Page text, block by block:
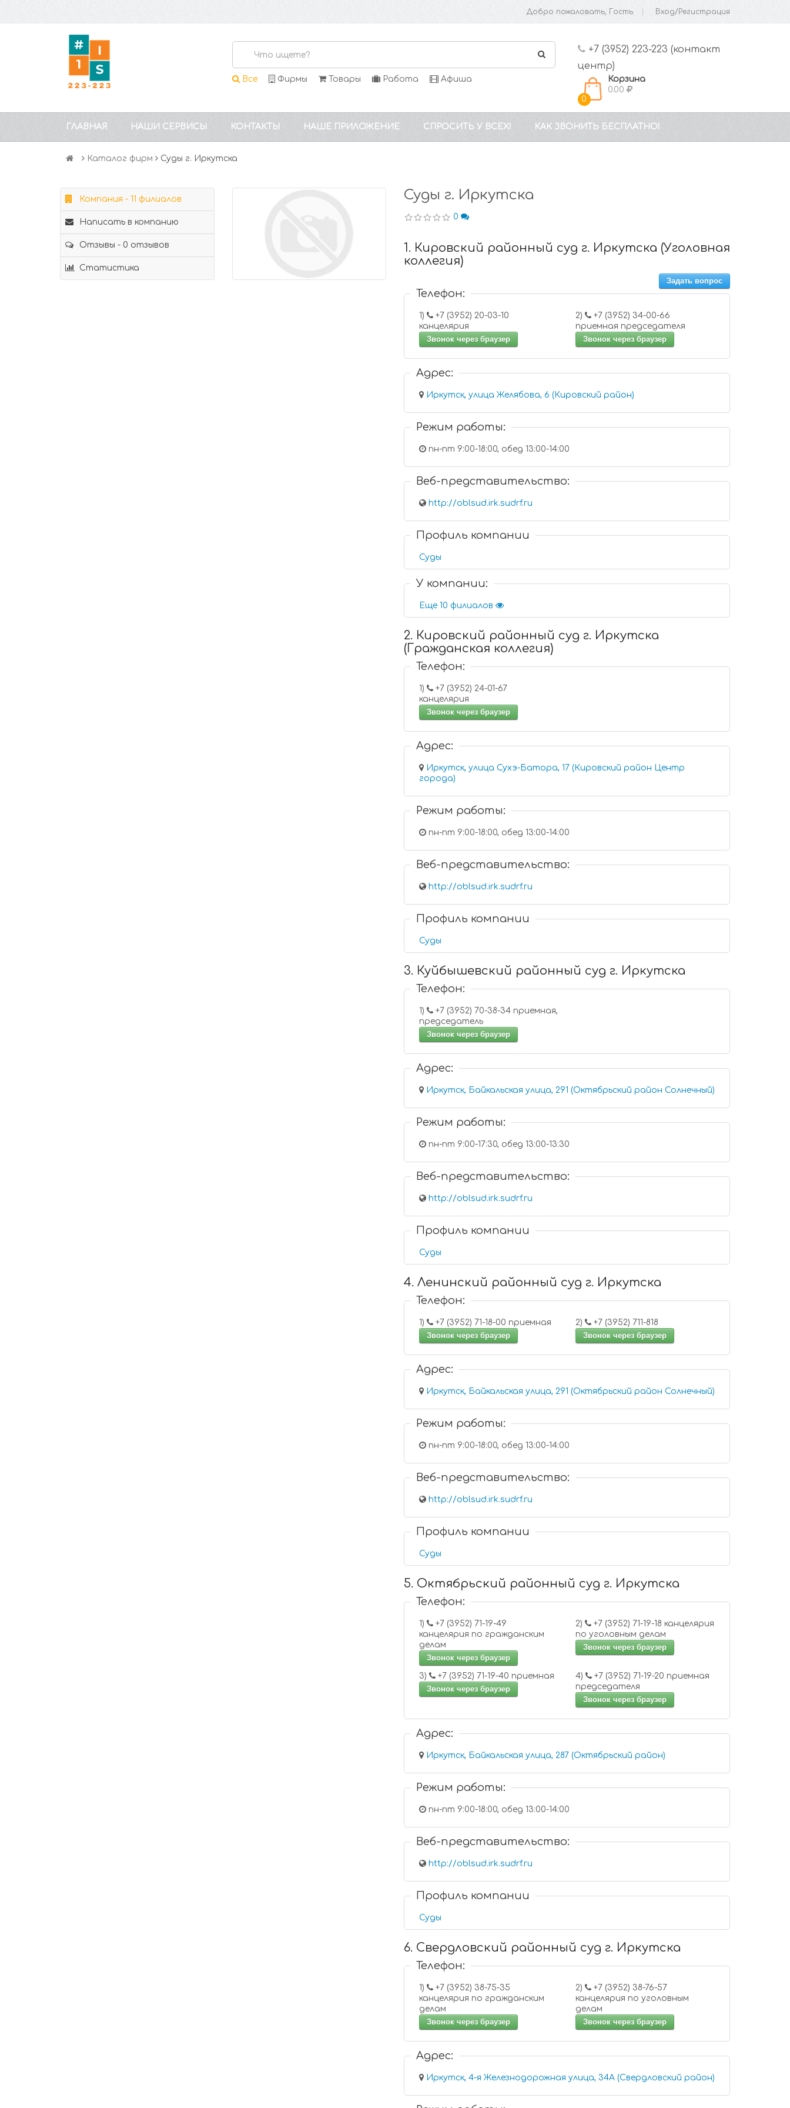
Добро пожаловать, Гость Вход/Регистрация
Все Фирмы Товары Работа Афиша
+7 (3952) 223-223 (контакт
центр)
0
Корзина
0.00
ГЛАВНАЯ НАШИ СЕРВИСЫ КОНТАКТЫ НАШЕ ПРИЛОЖЕНИЕ СПРОСИТЬ У ВСЕХ! КАК ЗВОНИТЬ БЕСПЛАТНО!
Каталог фирм Суды г. Иркутска
Компания - 11 филиалов
Написать в компанию
Отзывы - 0 отзывов
Статистика
Суды г. Иркутска
0
1. Кировский районный суд г. Иркутска (Уголовная
коллегия)
Задать вопрос
Телефон:
1)
+7 (3952) 20-03-10
канцелярия
Звонок через браузер
2)
+7 (3952) 34-00-66
приемная председателя
Звонок через браузер
Адрес:
Иркутск, улица Желябова, 6 (Кировский район)
Режим работы:
пн-пт 9:00-18:00, обед 13:00-14:00
Веб-представительство:
http://oblsud.irk.sudrf.ru
Профиль компании
Суды
У компании:
Еще 10 филиалов
2. Кировский районный суд г. Иркутска
(Гражданская коллегия)
Телефон:
1)
+7 (3952) 24-01-67
канцелярия
Звонок через браузер
Адрес:
Иркутск, улица Сухэ-Батора, 17 (Кировский район Центр
города)
Режим работы:
пн-пт 9:00-18:00, обед 13:00-14:00
Веб-представительство:
http://oblsud.irk.sudrf.ru
Профиль компании
Суды
3. Куйбышевский районный суд г. Иркутска
Телефон:
1)
+7 (3952) 70-38-34 приемная,
председатель
Звонок через браузер
Адрес:
Иркутск, Байкальская улица, 291 (Октябрьский район Солнечный)
Режим работы:
пн-пт 9:00-17:30, обед 13:00-13:30
Веб-представительство:
http://oblsud.irk.sudrf.ru
Профиль компании
Суды
4. Ленинский районный суд г. Иркутска
Телефон:
1)
+7 (3952) 71-18-00 приемная
Звонок через браузер
2)
+7 (3952) 711-818
Звонок через браузер
Адрес:
Иркутск, Байкальская улица, 291 (Октябрьский район Солнечный)
Режим работы:
пн-пт 9:00-18:00, обед 13:00-14:00
Веб-представительство:
http://oblsud.irk.sudrf.ru
Профиль компании
Суды
5. Октябрьский районный суд г. Иркутска
Телефон:
1)
+7 (3952) 71-19-49
канцелярия по гражданским
делам
Звонок через браузер
2)
+7 (3952) 71-19-18 канцелярия
по уголовным делам
Звонок через браузер
3)
+7 (3952) 71-19-40 приемная
Звонок через браузер
4)
+7 (3952) 71-19-20 приемная
председателя
Звонок через браузер
Адрес:
Иркутск, Байкальская улица, 287 (Октябрьский район)
Режим работы:
пн-пт 9:00-18:00, обед 13:00-14:00
Веб-представительство:
http://oblsud.irk.sudrf.ru
Профиль компании
Суды
6. Свердловский районный суд г. Иркутска
Телефон:
1)
+7 (3952) 38-75-35
канцелярия по гражданским
делам
Звонок через браузер
2)
+7 (3952) 38-76-57
канцелярия по уголовным
делам
Звонок через браузер
Адрес:
Иркутск, 4-я Железнодорожная улица, 34А (Свердловский район)